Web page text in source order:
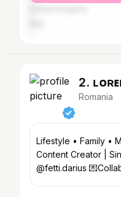
2.
Romania
Lifestyle • Family •
Content Creator |
@fetti.darius 💌Collabs: